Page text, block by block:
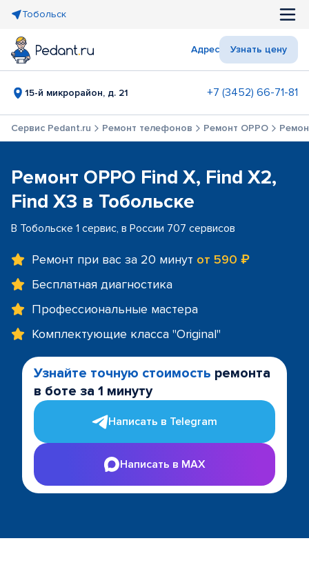
Тобольск
Адрес Узнать цену
15-й микрорайон, д. 21 +7 (3452) 66-71-81
Сервис Pedant.ru Ремонт телефонов Ремонт OPPO
Ремонт OPPO Find X, Find X2,
Find X3 в Тобольске
В Тобольске 1 сервис, в России 707 сервисов
Ремонт при вас за 20 минут от 590 ₽
Бесплатная диагностика
Профессиональные мастера
Комплектующие класса "Original"
Узнайте точную стоимость ремонта
в боте за 1 минуту
Написать в Telegram
Написать в MAX